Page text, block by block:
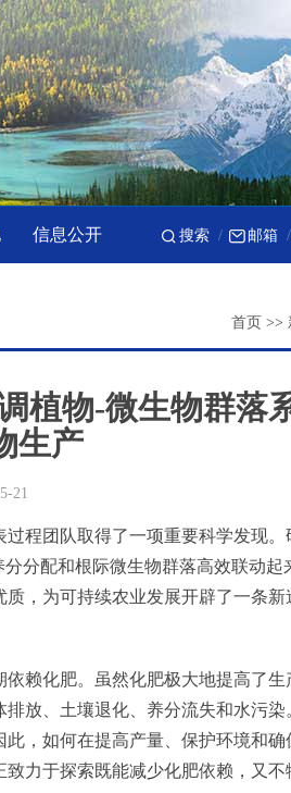
信息公开 搜索 邮箱
首页 >>
植物-微生物群落
生产
21
程团队取得了一项重要科学发现。
分配和根际微生物群落高效联动起
，为可持续农业发展开辟了一条
化肥。虽然化肥极大地提高了生
放、土壤退化、养分流失和水污
，如何在提高产量、保护环境和
力于探索既能减少化肥依赖，又不